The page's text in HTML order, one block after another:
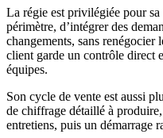
La régie est privilégiée pour sa
périmètre, d’intégrer des
changements, sans
client garde un contrôle direct
équipes.
Son cycle de vente est aussi
de chiffrage détaillé à
entretiens, puis un démarrage